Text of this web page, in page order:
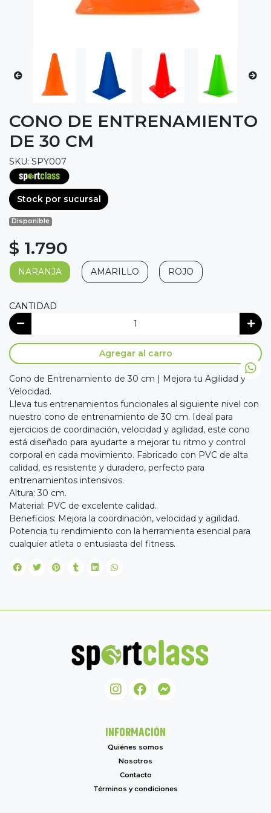
CONO DE ENTRENAMIENTO
DE 30 CM
SKU: SPY007
Stock por sucursal
Disponible
$ 1.790
NARANJA AMARILLO ROJO
CANTIDAD
Agregar al carro
Cono de Entrenamiento de 30 cm | Mejora tu Agilidad y
Velocidad.
Lleva tus entrenamientos funcionales al siguiente nivel con
nuestro cono de entrenamiento de 30 cm. Ideal para
ejercicios de coordinación, velocidad y agilidad, este cono
está diseñado para ayudarte a mejorar tu ritmo y control
corporal en cada movimiento. Fabricado con PVC de alta
calidad, es resistente y duradero, perfecto para
entrenamientos intensivos.
Altura: 30 cm.
Material: PVC de excelente calidad.
Beneficios: Mejora la coordinación, velocidad y agilidad.
Potencia tu rendimiento con la herramienta esencial para
cualquier atleta o entusiasta del fitness.
INFORMACIÓN
Quiénes somos
Nosotros
Contacto
Términos y condiciones